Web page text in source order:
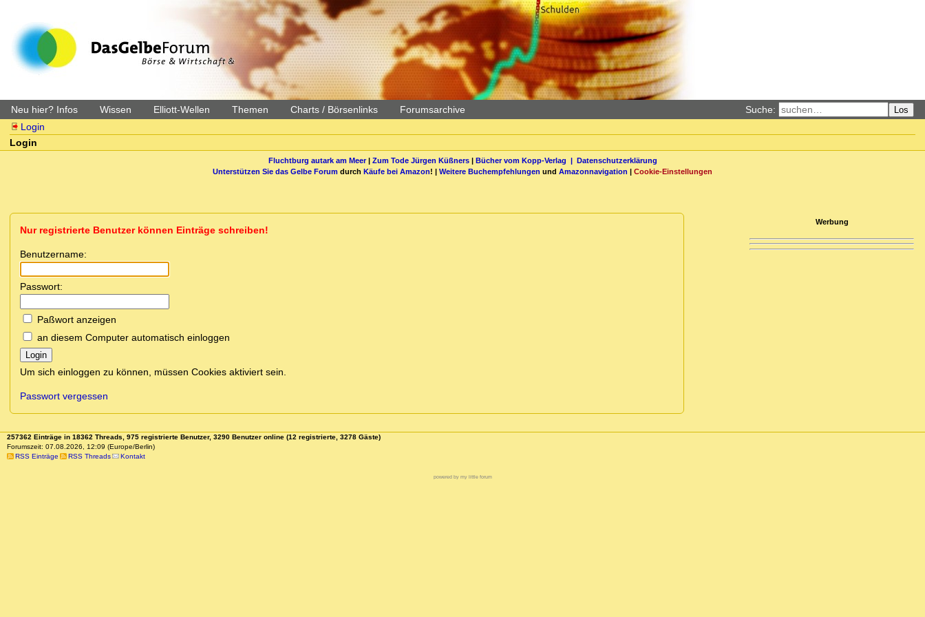
Neu hier? Infos Wissen Elliott-Wellen Themen Charts / Börsenlinks Forumsarchive Suche: Los
Login
Login
Fluchtburg autark am Meer| Zum Tode Jürgen Küßners| Bücher vom Kopp-Verlag | Datenschutzerklärung
Unterstützen Sie das Gelbe Forum durch Käufe bei Amazon! | Weitere Buchempfehlungen und Amazonnavigation | Cookie-Einstellungen
Nur registrierte Benutzer können Einträge schreiben!
Benutzername:
Passwort:
Paßwort anzeigen
an diesem Computer automatisch einloggen
Login
Um sich einloggen zu können, müssen Cookies aktiviert sein.
Passwort vergessen
Werbung
257362 Einträge in 18362 Threads, 975 registrierte Benutzer, 3290 Benutzer online (12 registrierte, 3278 Gäste)
Forumszeit: 07.08.2026, 12:09 (Europe/Berlin)
RSS Einträge
RSS Threads Kontakt
powered by my little forum